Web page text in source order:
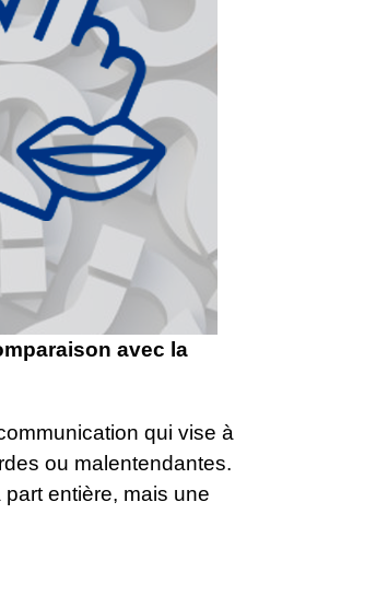
avec la
qui vise à
ou malentendantes.
entière, mais une